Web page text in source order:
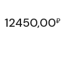
12450,00₽